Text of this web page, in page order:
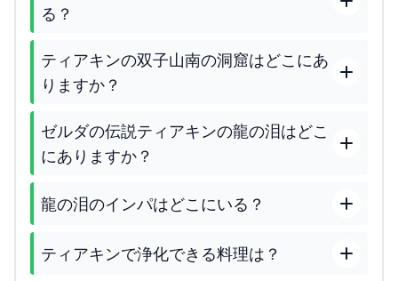
る？
ティアキンの双子山南の洞窟はどこにあ
りますか？
ゼルダの伝説ティアキンの龍の泪はどこ
にありますか？
龍の泪のインパはどこにいる？
ティアキンで浄化できる料理は？